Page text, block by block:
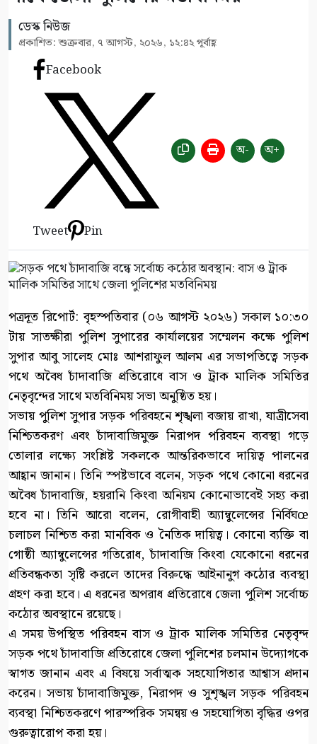
ডেস্ক নিউজ
প্রকাশিত: শুক্রবার, ৭ আগস্ট, ২০২৬, ১২:৪২ পূর্বাহ্ণ
Facebook
Tweet Pin
অ- অ+
পত্রদূত রিপোর্ট: বৃহস্পতিবার (০৬ আগস্ট ২০২৬) সকাল ১০:৩০
টায় সাতক্ষীরা পুলিশ সুপারের কার্যালয়ের সম্মেলন কক্ষে পুলিশ
সুপার আবু সালেহ মোঃ আশরাফুল আলম এর সভাপতিত্বে সড়ক
পথে অবৈধ চাঁদাবাজি প্রতিরোধে বাস ও ট্রাক মালিক সমিতির
নেতৃবৃন্দের সাথে মতবিনিময় সভা অনুষ্ঠিত হয়।
সভায় পুলিশ সুপার সড়ক পরিবহনে শৃঙ্খলা বজায় রাখা, যাত্রীসেবা
নিশ্চিতকরণ এবং চাঁদাবাজিমুক্ত নিরাপদ পরিবহন ব্যবস্থা গড়ে
তোলার লক্ষ্যে সংশ্লিষ্ট সকলকে আন্তরিকভাবে দায়িত্ব পালনের
আহ্বান জানান। তিনি স্পষ্টভাবে বলেন, সড়ক পথে কোনো ধরনের
অবৈধ চাঁদাবাজি, হয়রানি কিংবা অনিয়ম কোনোভাবেই সহ্য করা
হবে না। তিনি আরো বলেন, রোগীবাহী অ্যাম্বুলেন্সের নির্বিঘœ
চলাচল নিশ্চিত করা মানবিক ও নৈতিক দায়িত্ব। কোনো ব্যক্তি বা
গোষ্ঠী অ্যাম্বুলেন্সের গতিরোধ, চাঁদাবাজি কিংবা যেকোনো ধরনের
প্রতিবন্ধকতা সৃষ্টি করলে তাদের বিরুদ্ধে আইনানুগ কঠোর ব্যবস্থা
গ্রহণ করা হবে। এ ধরনের অপরাধ প্রতিরোধে জেলা পুলিশ সর্বোচ্চ
কঠোর অবস্থানে রয়েছে।
এ সময় উপস্থিত পরিবহন বাস ও ট্রাক মালিক সমিতির নেতৃবৃন্দ
সড়ক পথে চাঁদাবাজি প্রতিরোধে জেলা পুলিশের চলমান উদ্যোগকে
স্বাগত জানান এবং এ বিষয়ে সর্বাত্মক সহযোগিতার আশ্বাস প্রদান
করেন। সভায় চাঁদাবাজিমুক্ত, নিরাপদ ও সুশৃঙ্খল সড়ক পরিবহন
ব্যবস্থা নিশ্চিতকরণে পারস্পরিক সমন্বয় ও সহযোগিতা বৃদ্ধির ওপর
গুরুত্বারোপ করা হয়।